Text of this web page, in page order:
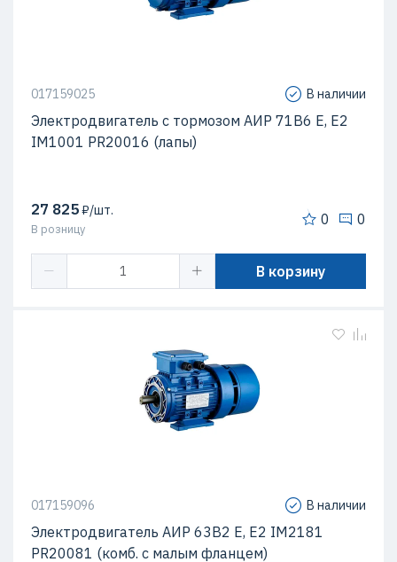
017159025 В наличии
Электродвигатель с тормозом АИР 71В6 Е, Е2
IM1001 PR20016 (лапы)
27 825₽/шт.
В розницу
0 0
В корзину
017159096 В наличии
Электродвигатель АИР 63В2 Е, Е2 IM2181
PR20081 (комб. с малым фланцем)